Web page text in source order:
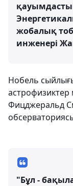
жобалық
инженері
Нобель
Фицджеральд
"Бұл -